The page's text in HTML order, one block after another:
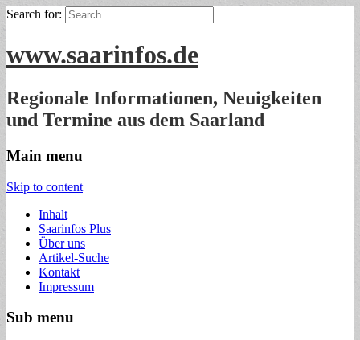
Search for:
www.saarinfos.de
Regionale Informationen, Neuigkeiten
und Termine aus dem Saarland
Main menu
Skip to content
Inhalt
Saarinfos Plus
Über uns
Artikel-Suche
Kontakt
Impressum
Sub menu